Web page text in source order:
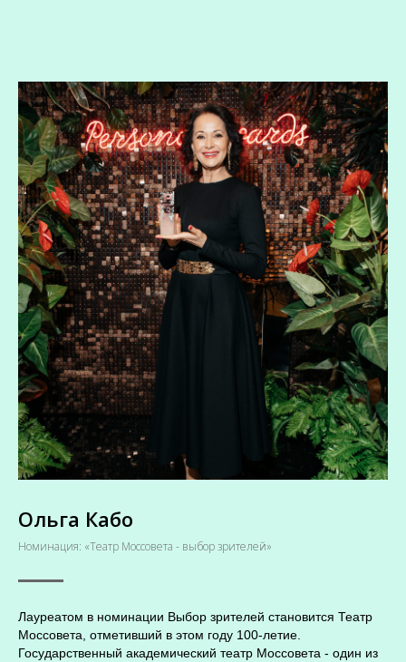
Ольга Кабо
Номинация: «Театр Моссовета - выбор зрителей»
Лауреатом в номинации Выбор зрителей становится Театр
Моссовета, отметивший в этом году 100-летие.
Государственный академический театр Моссовета - один из